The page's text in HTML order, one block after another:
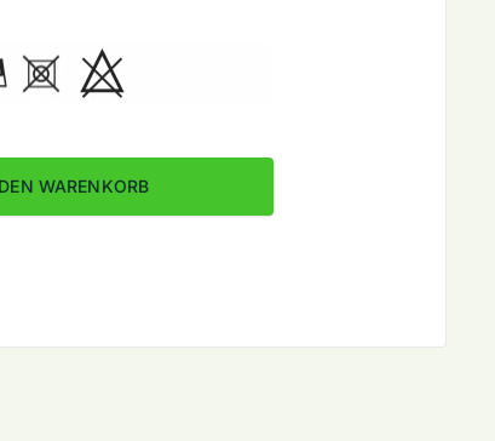
Fb. 798 verringern
4-fach Color Fb. 798 erhöhen
WARENKORB